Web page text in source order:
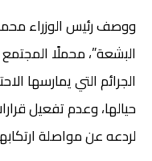
ووصف رئيس الوزراء
البشعة”، محملًا
الجرائم التي يمارسها
حيالها، وعدم تفعيل
لردعه عن مواصلة